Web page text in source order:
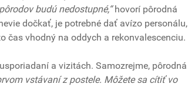
budú nedostupné,“hovorí pôrodná
dočkať, je potrebné dať avízo personálu,
čas vhodný na oddych a rekonvalescenciu.
a vizitách. Samozrejme, pôrodná
vstávaní z postele. Môžete sa cítiť vo